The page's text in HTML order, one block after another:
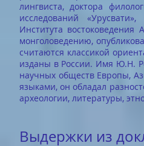
лингвиста, доктора
исследований
Института
монголоведению,
считаются классикой
изданы в России. Имя Ю.Н.
научных обществ Европы,
языками, он обладал
археологии, литературы,
Выдержки из